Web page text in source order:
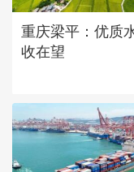
重庆梁平：优质
收在望